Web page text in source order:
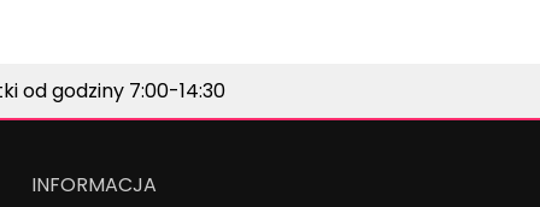
od godziny 7:00-14:30
INFORMACJA